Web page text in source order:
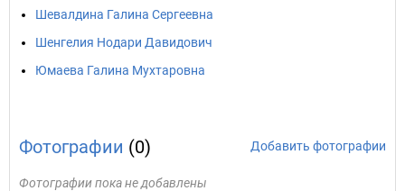
Шевалдина Галина Сергеевна
Шенгелия Нодари Давидович
Юмаева Галина Мухтаровна
Фотографии (0) Добавить фотографии
Фотографии пока не добавлены